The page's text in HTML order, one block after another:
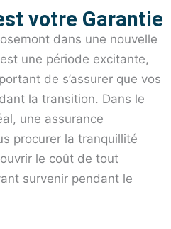
votre Garantie
dans une nouvelle
une période excitante,
de s’assurer que vos
la transition. Dans le
une assurance
procurer la tranquillité
le coût de tout
survenir pendant le